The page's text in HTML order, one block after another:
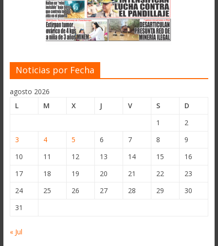
Noticias por Fecha
agosto 2026
L
M X J V S
D
1
2
3
4 5 6 7 8
9
10
11 12 13 14 15
16
17
18 19 20 21 22
23
24
25 26 27 28 29
30
31
« Jul